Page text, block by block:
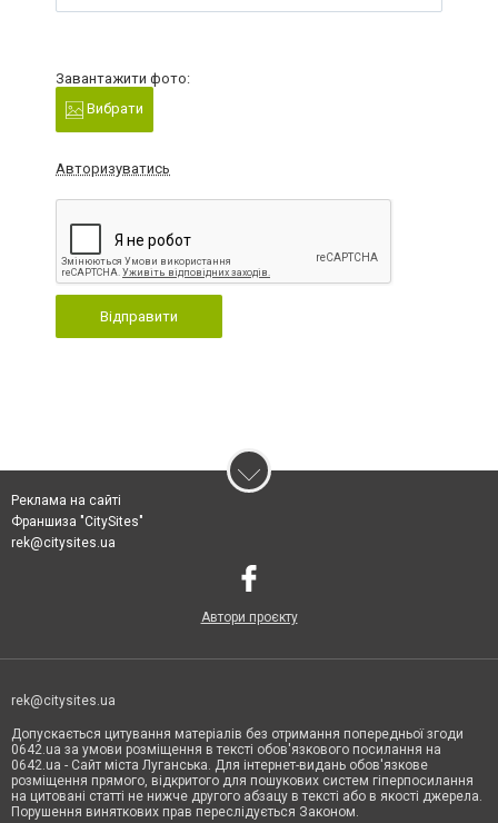
Завантажити фото:
Вибрати
Авторизуватись
Відправити
Реклама на сайті
Франшиза "CitySites"
rek@citysites.ua
Автори проєкту
rek@citysites.ua
Допускається цитування матеріалів без отримання попередньої згоди
0642.ua за умови розміщення в тексті обов'язкового посилання на
0642.ua - Сайт міста Луганська. Для інтернет-видань обов'язкове
розміщення прямого, відкритого для пошукових систем гіперпосилання
на цитовані статті не нижче другого абзацу в тексті або в якості джерела.
Порушення виняткових прав переслідується Законом.